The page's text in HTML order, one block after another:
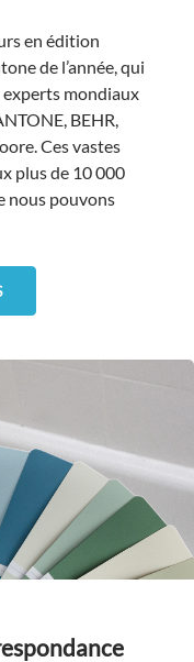
en édition
de l’année, qui
experts mondiaux
BEHR,
Ces vastes
plus de 10 000
nous pouvons